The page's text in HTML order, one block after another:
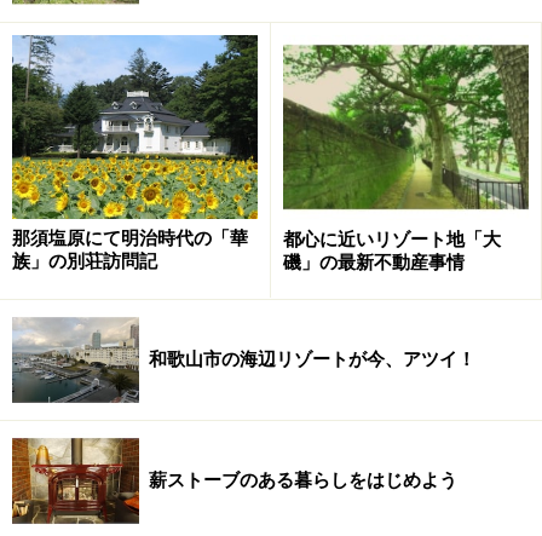
さて、駅からゆるゆると坂を下りると一号線との突きあ
たりに、かやぶき屋根が見えてきました。ここは明治時
代より古く、鎌倉時代の歌人西行法師が読んだ歌
「こころなき身にもあわれはしられけり 鴫立つ沢の秋
の夕暮」のゆかりの建物・鴫立庵。京都の落柿舎、滋賀
が鴫立亭で、お茶やケーキがいただけるようです。この
T字路を右へ。
那須塩原にて明治時代の「華
族」の別荘訪問記
都心に近いリゾート地「大
磯」の最新不動産事情
和歌山市の海辺リゾートが今、アツイ！
薪ストーブのある暮らしをはじめよう